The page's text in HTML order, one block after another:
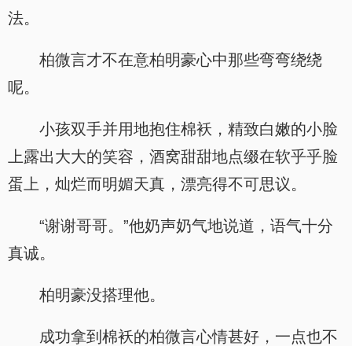
法。
柏微言才不在意柏明豪心中那些弯弯绕绕
呢。
小孩双手并用地抱住棉袄，精致白嫩的小脸
上露出大大的笑容，酒窝甜甜地点缀在软乎乎脸
蛋上，灿烂而明媚天真，漂亮得不可思议。
“谢谢哥哥。”他奶声奶气地说道，语气十分
真诚。
柏明豪没搭理他。
成功拿到棉袄的柏微言心情甚好，一点也不